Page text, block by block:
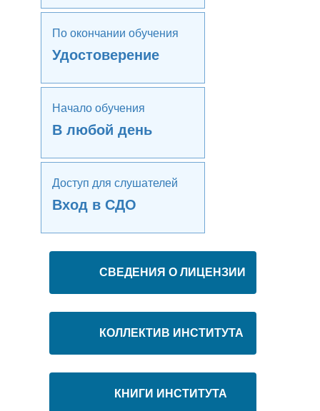
По окончании обучения
Удостоверение
Начало обучения
В любой день
Доступ для слушателей
Вход в СДО
СВЕДЕНИЯ О ЛИЦЕНЗИИ
КОЛЛЕКТИВ ИНСТИТУТА
КНИГИ ИНСТИТУТА